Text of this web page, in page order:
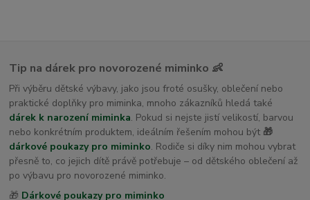
Tip na dárek pro novorozené miminko 👶
Při výběru dětské výbavy, jako jsou froté osušky, oblečení nebo
praktické doplňky pro miminka, mnoho zákazníků hledá také
dárek k narození miminka. Pokud si nejste jistí velikostí, barvou
nebo konkrétním produktem, ideálním řešením mohou být 🎁
dárkové poukazy pro miminko. Rodiče si díky nim mohou vybrat
přesně to, co jejich dítě právě potřebuje – od dětského oblečení až
po výbavu pro novorozené miminko.
🎁 Dárkové poukazy pro miminko